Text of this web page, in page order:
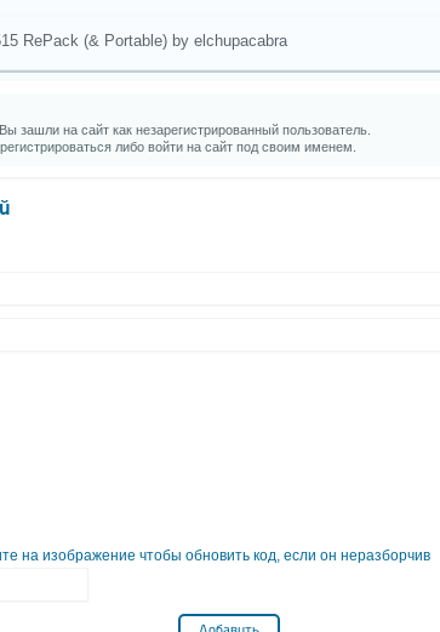
RePack (& Portable) by elchupacabra
зашли на сайт как незарегистрированный пользователь.
либо войти на сайт под своим именем.